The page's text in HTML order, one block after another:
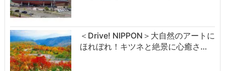
＜Drive! NIPPON＞大自然のアートに
ほれぼれ！キツネと絶景に心癒さ…